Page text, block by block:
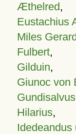
Æthelred,
Eustachius
Miles
Fulbert,
Gilduin,
Giunoc von
Hilarius,